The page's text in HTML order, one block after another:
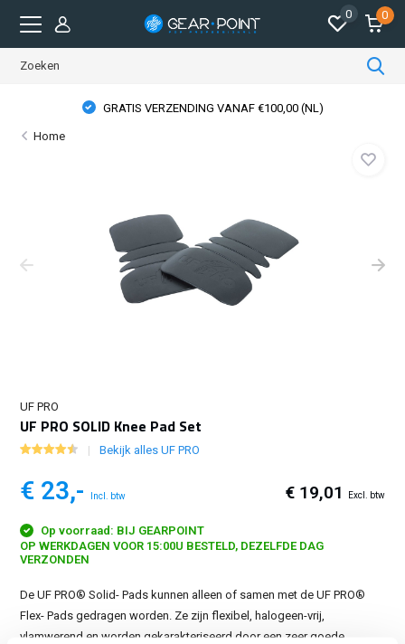
0 0
GRATIS VERZENDING VANAF €100,00 (NL)
Home
UF PRO
UF PRO SOLID Knee Pad Set
Bekijk alles UF PRO
€ 23,- Incl. btw € 19,01 Excl. btw
Op voorraad: BIJ GEARPOINT
OP WERKDAGEN VOOR 15:00U BESTELD, DEZELFDE DAG
VERZONDEN
De UF PRO® Solid- Pads kunnen alleen of samen met de UF PRO®
Flex- Pads gedragen worden. Ze zijn flexibel, halogeen-vrij,
vlamwerend en worden gekarakteriseerd door een zeer goede